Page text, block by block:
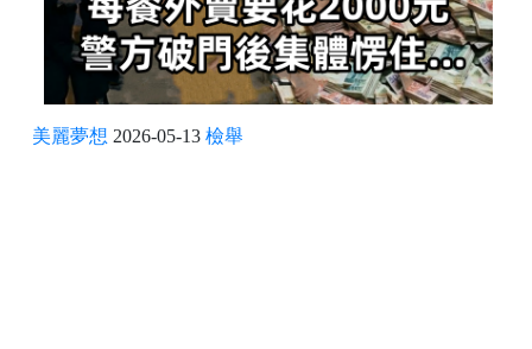
美麗夢想 2026-05-13 檢舉